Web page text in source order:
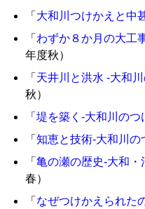
「 大和川つけかえと中
「 わずか８か月の大工
年度秋）
「 天井川と洪水 -大和
秋）
「 堤を築く-大和川のつ
「 知恵と技術‐大和川
「 亀の瀬の歴史-大和・
春）
「 なぜつけかえられた